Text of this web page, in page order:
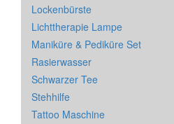
Lockenbürste
Lichttherapie Lampe
Maniküre & Pediküre Set
Rasierwasser
Schwarzer Tee
Stehhilfe
Tattoo Maschine